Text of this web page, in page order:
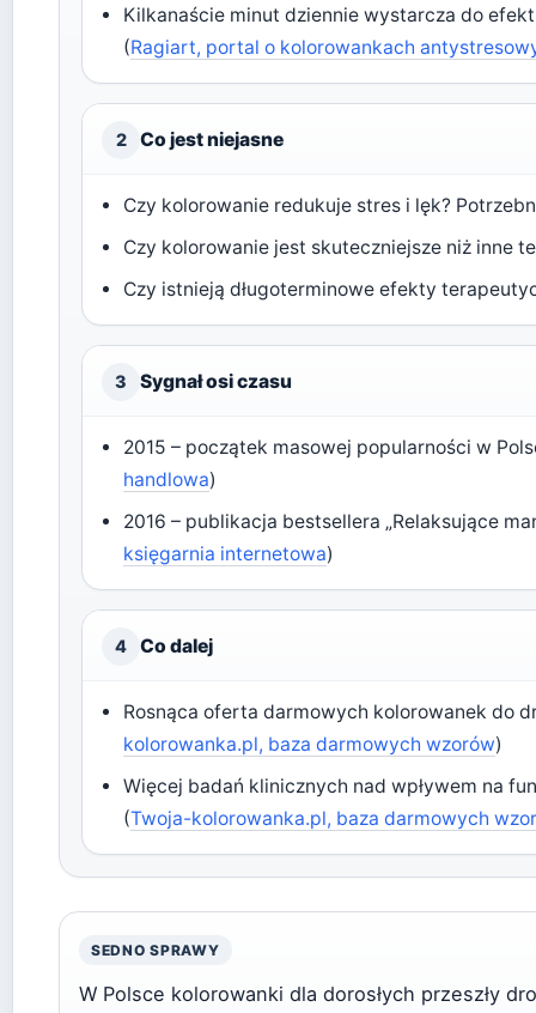
Kilkanaście minut dziennie wystarcza do
(Ragiart, portal o kolorowankach
2 Co jest niejasne
Czy kolorowanie redukuje stres i lęk?
Czy kolorowanie jest skuteczniejsze niż inne
Czy istnieją długoterminowe efekty
3 Sygnał osi czasu
2015 – początek masowej popularności w
handlowa)
2016 – publikacja bestsellera „Relaksujące
księgarnia internetowa)
4 Co dalej
Rosnąca oferta darmowych kolorowanek do
kolorowanka.pl, baza darmowych wzorów)
Więcej badań klinicznych nad wpływem na
(Twoja-kolorowanka.pl, baza darmowych
SEDNO SPRAWY
W Polsce kolorowanki dla dorosłych przeszły